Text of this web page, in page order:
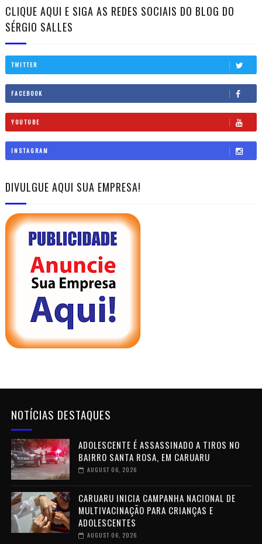
CLIQUE AQUI E SIGA AS REDES SOCIAIS DO BLOG DO
SÉRGIO SALLES
TWITTER
FACEBOOK
YOUTUBE
INSTAGRAM
DIVULGUE AQUI SUA EMPRESA!
NOTÍCIAS DESTAQUES
ADOLESCENTE É ASSASSINADO A TIROS NO
BAIRRO SANTA ROSA, EM CARUARU
AUGUST 06, 2026
CARUARU INICIA CAMPANHA NACIONAL DE
MULTIVACINAÇÃO PARA CRIANÇAS E
ADOLESCENTES
AUGUST 06, 2026